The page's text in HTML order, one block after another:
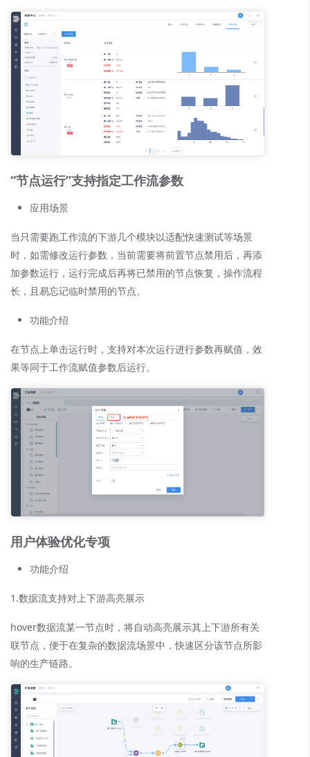
“节点运行”支持指定工作流参数
应用场景
当只需要跑工作流的下游几个模块以适配快速测试等场景
时，如需修改运行参数，当前需要将前置节点禁用后，再添
加参数运行，运行完成后再将已禁用的节点恢复，操作流程
长，且易忘记临时禁用的节点。
功能介绍
在节点上单击运行时，支持对本次运行进行参数再赋值，效
果等同于工作流赋值参数后运行。
用户体验优化专项
功能介绍
1.数据流支持对上下游高亮展示
hover数据流某一节点时，将自动高亮展示其上下游所有关
联节点，便于在复杂的数据流场景中，快速区分该节点所影
响的生产链路。